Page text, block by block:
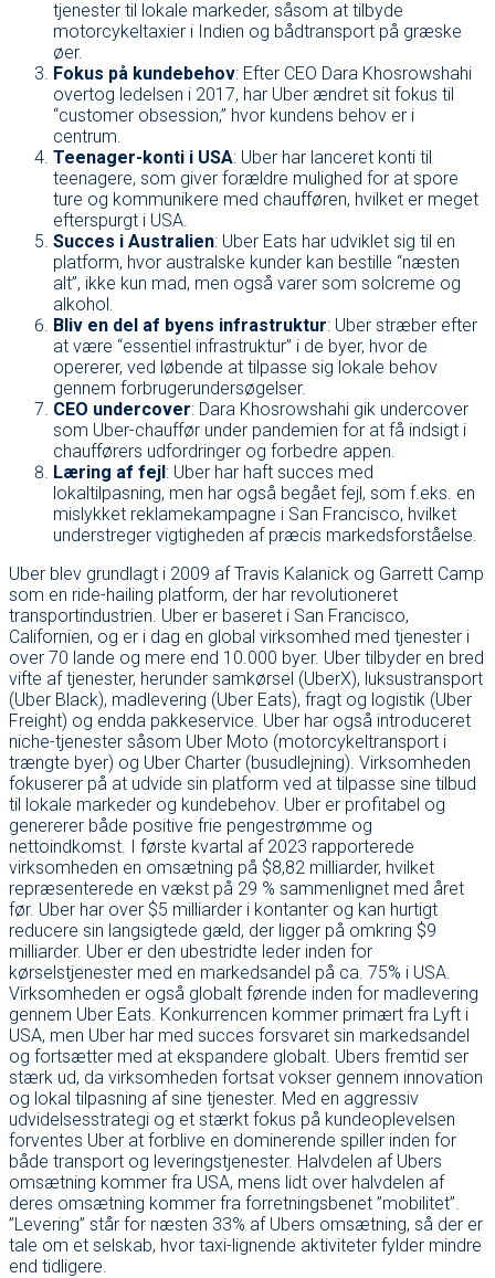
tjenester til lokale markeder, såsom at tilbyde
motorcykeltaxier i Indien og bådtransport på græske
øer.
Fokus på kundebehov: Efter CEO Dara Khosrowshahi
overtog ledelsen i 2017, har Uber ændret sit fokus til
“customer obsession,” hvor kundens behov er i
centrum.
Teenager-konti i USA: Uber har lanceret konti til
teenagere, som giver forældre mulighed for at spore
ture og kommunikere med chaufføren, hvilket er meget
efterspurgt i USA.
Succes i Australien: Uber Eats har udviklet sig til en
platform, hvor australske kunder kan bestille “næsten
alt”, ikke kun mad, men også varer som solcreme og
alkohol.
Bliv en del af byens infrastruktur: Uber stræber efter
at være “essentiel infrastruktur” i de byer, hvor de
opererer, ved løbende at tilpasse sig lokale behov
gennem forbrugerundersøgelser.
CEO undercover: Dara Khosrowshahi gik undercover
som Uber-chauffør under pandemien for at få indsigt i
chaufførers udfordringer og forbedre appen.
Læring af fejl: Uber har haft succes med
lokaltilpasning, men har også begået fejl, som f.eks. en
mislykket reklamekampagne i San Francisco, hvilket
understreger vigtigheden af præcis markedsforståelse.
Uber blev grundlagt i 2009 af Travis Kalanick og Garrett Camp
som en ride-hailing platform, der har revolutioneret
transportindustrien. Uber er baseret i San Francisco,
Californien, og er i dag en global virksomhed med tjenester i
over 70 lande og mere end 10.000 byer. Uber tilbyder en bred
vifte af tjenester, herunder samkørsel (UberX), luksustransport
(Uber Black), madlevering (Uber Eats), fragt og logistik (Uber
Freight) og endda pakkeservice. Uber har også introduceret
niche-tjenester såsom Uber Moto (motorcykeltransport i
trængte byer) og Uber Charter (busudlejning). Virksomheden
fokuserer på at udvide sin platform ved at tilpasse sine tilbud
til lokale markeder og kundebehov. Uber er profitabel og
genererer både positive frie pengestrømme og
nettoindkomst. I første kvartal af 2023 rapporterede
virksomheden en omsætning på $8,82 milliarder, hvilket
repræsenterede en vækst på 29 % sammenlignet med året
før. Uber har over $5 milliarder i kontanter og kan hurtigt
reducere sin langsigtede gæld, der ligger på omkring $9
milliarder. Uber er den ubestridte leder inden for
kørselstjenester med en markedsandel på ca. 75% i USA.
Virksomheden er også globalt førende inden for madlevering
gennem Uber Eats. Konkurrencen kommer primært fra Lyft i
USA, men Uber har med succes forsvaret sin markedsandel
og fortsætter med at ekspandere globalt. Ubers fremtid ser
stærk ud, da virksomheden fortsat vokser gennem innovation
og lokal tilpasning af sine tjenester. Med en aggressiv
udvidelsesstrategi og et stærkt fokus på kundeoplevelsen
forventes Uber at forblive en dominerende spiller inden for
både transport og leveringstjenester. Halvdelen af Ubers
omsætning kommer fra USA, mens lidt over halvdelen af
deres omsætning kommer fra forretningsbenet ”mobilitet”.
”Levering” står for næsten 33% af Ubers omsætning, så der er
tale om et selskab, hvor taxi-lignende aktiviteter fylder mindre
end tidligere.